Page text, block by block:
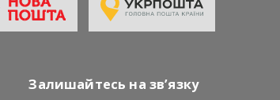
Залишайтесь на зв’язку